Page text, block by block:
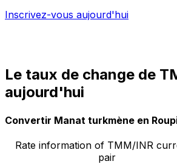
Inscrivez-vous aujourd'hui
Le taux de change de
aujourd'hui
Convertir Manat turkmène en
Rate information of TMM/INR
pair